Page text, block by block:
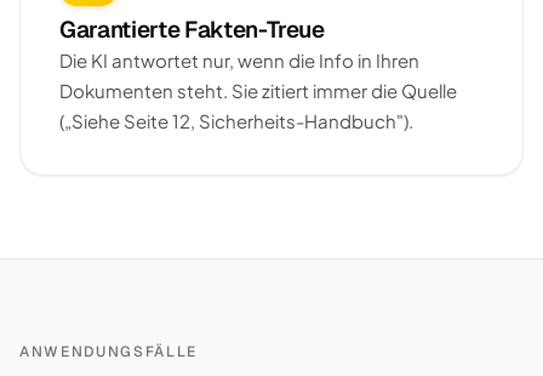
Garantierte Fakten-Treue
Die KI antwortet nur, wenn die Info in Ihren
Dokumenten steht. Sie zitiert immer die Quelle
(„Siehe Seite 12, Sicherheits-Handbuch").
ANWENDUNGSFÄLLE